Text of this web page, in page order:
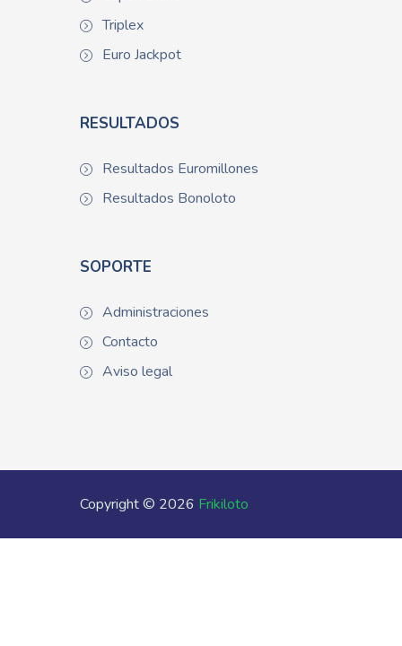
Triplex
Euro Jackpot
RESULTADOS
Resultados Euromillones
Resultados Bonoloto
SOPORTE
Administraciones
Contacto
Aviso legal
Copyright © 2026 Frikiloto